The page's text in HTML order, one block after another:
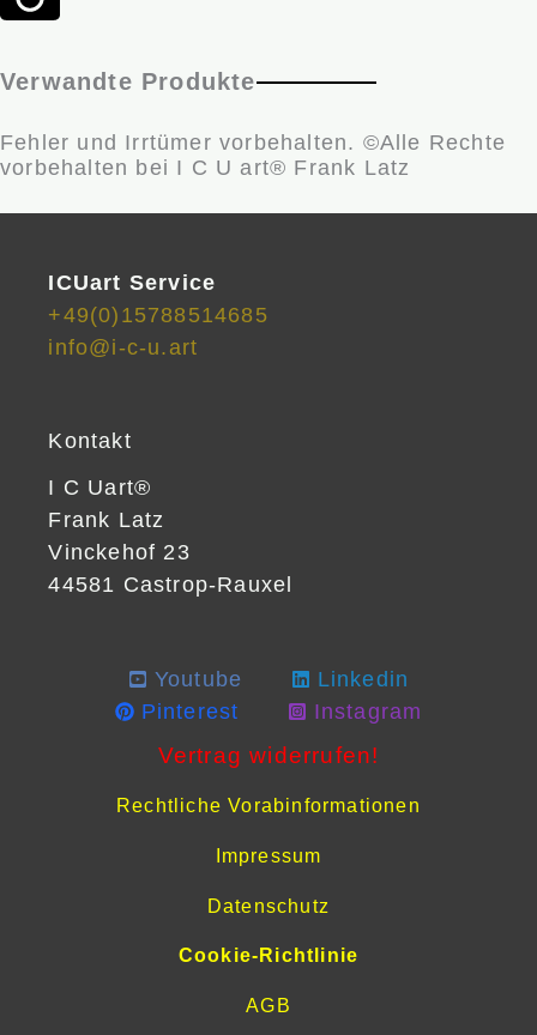
Verwandte Produkte
Fehler und Irrtümer vorbehalten. ©Alle Rechte
vorbehalten bei I C U art® Frank Latz
ICUart Service
+49(0)15788514685
info@i-c-u.art
Kontakt
I C Uart®
Frank Latz
Vinckehof 23
44581 Castrop-Rauxel
Youtube
Linkedin
Pinterest
Instagram
Vertrag widerrufen!
Rechtliche Vorabinformationen
Impressum
Datenschutz
Cookie-Richtlinie
AGB